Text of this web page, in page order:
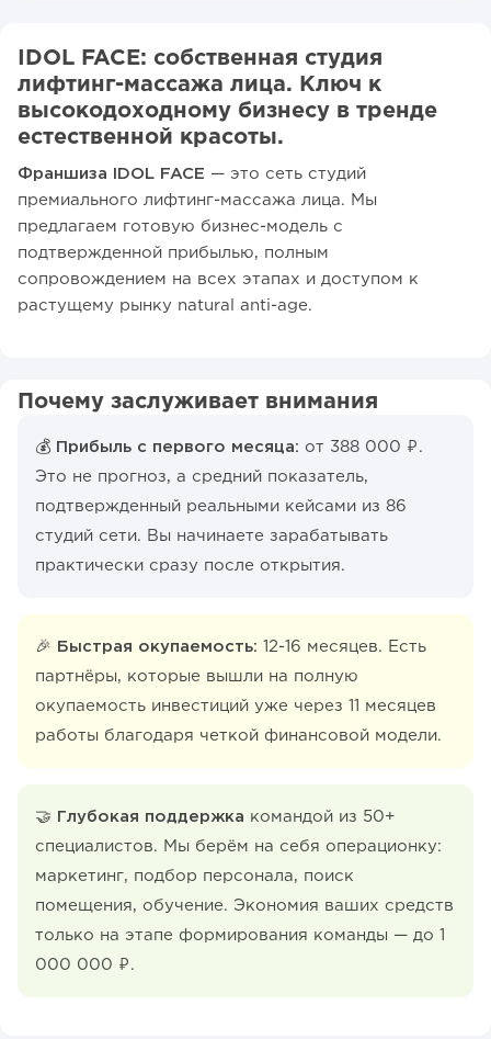
IDOL FACE: собственная студия
лифтинг-массажа лица. Ключ к
высокодоходному бизнесу в тренде
естественной красоты.
Франшиза IDOL FACE — это сеть студий
премиального лифтинг-массажа лица. Мы
предлагаем готовую бизнес-модель с
подтвержденной прибылью, полным
сопровождением на всех этапах и доступом к
растущему рынку natural anti-age.
Почему заслуживает внимания
💰 Прибыль с первого месяца: от 388 000 ₽.
Это не прогноз, а средний показатель,
подтвержденный реальными кейсами из 86
студий сети. Вы начинаете зарабатывать
практически сразу после открытия.
🎉 Быстрая окупаемость: 12-16 месяцев. Есть
партнёры, которые вышли на полную
окупаемость инвестиций уже через 11 месяцев
работы благодаря четкой финансовой модели.
🤝 Глубокая поддержка командой из 50+
специалистов. Мы берём на себя операционку:
маркетинг, подбор персонала, поиск
помещения, обучение. Экономия ваших средств
только на этапе формирования команды — до 1
000 000 ₽.